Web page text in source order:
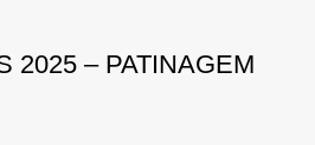
2025 – PATINAGEM